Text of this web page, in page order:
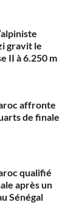
gravit le
II à 6.250 m
affronte
de finale
qualifié
après un
Sénégal